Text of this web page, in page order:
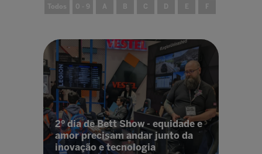
Todos 0 - 9 A B C E F
2º dia de Bett Show - equidade e
amor precisam andar junto da
inovação e tecnologia